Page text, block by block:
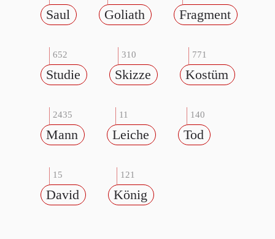
Saul Goliath Fragment
652
Studie
310
Skizze
771
Kostüm
2435
Mann
11
Leiche
140
Tod
15
David
121
König